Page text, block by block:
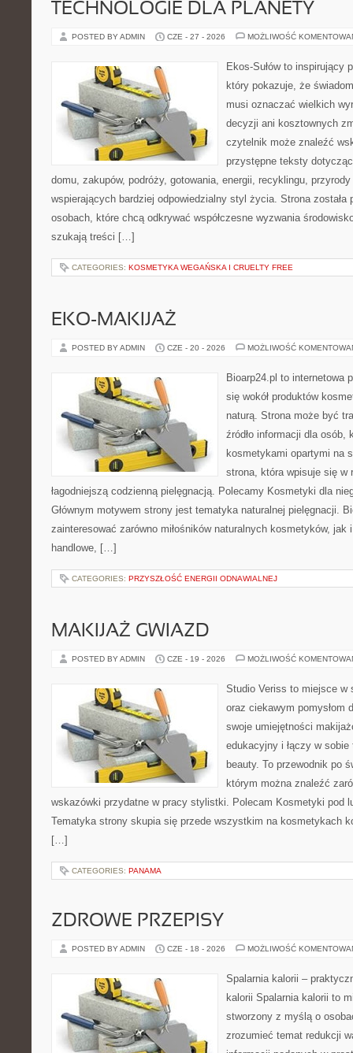
TECHNOLOGIE DLA PLANETY
POSTED BY ADMIN CZE - 27 - 2026 MOŻLIWOŚĆ
Ekos-Sułów to inspirujący
który pokazuje, że
musi oznaczać wielkich
decyzji ani kosztownych
czytelnik może znaleźć
przystępne teksty
domu, zakupów, podróży, gotowania, energii, recyklingu,
wspierających bardziej odpowiedzialny styl życia. Strona została
osobach, które chcą odkrywać współczesne wyzwania
szukają treści […]
CATEGORIES: KOSMETYKA WEGAŃSKA I CRUELTY FREE
EKO-MAKIJAŻ
POSTED BY ADMIN CZE - 20 - 2026 MOŻLIWOŚĆ
Bioarp24.pl to internetowa
się wokół produktów
naturą. Strona może być
źródło informacji dla osób,
kosmetykami opartymi na
strona, która wpisuje się w
łagodniejszą codzienną pielęgnacją. Polecamy Kosmetyki dla
Głównym motywem strony jest tematyka naturalnej pielęgnacji.
zainteresować zarówno miłośników naturalnych kosmetyków, jak
handlowe, […]
CATEGORIES: PRZYSZŁOŚĆ ENERGII ODNAWIALNEJ
MAKIJAŻ GWIAZD
POSTED BY ADMIN CZE - 19 - 2026 MOŻLIWOŚĆ
Studio Veriss to miejsce w
oraz ciekawym pomysłom
swoje umiejętności
edukacyjny i łączy w
beauty. To przewodnik po
którym można znaleźć
wskazówki przydatne w pracy stylistki. Polecam Kosmetyki pod
Tematyka strony skupia się przede wszystkim na kosmetykach
[…]
CATEGORIES: PANAMA
ZDROWE PRZEPISY
POSTED BY ADMIN CZE - 18 - 2026 MOŻLIWOŚĆ
Spalarnia kalorii –
kalorii Spalarnia kalorii to
stworzony z myślą o
zrozumieć temat redukcji